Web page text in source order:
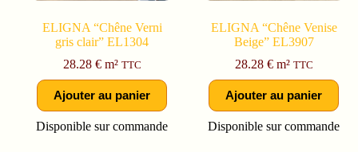
ELIGNA “Chêne Verni
gris clair” EL1304
28.28 €m² TTC
Ajouter au panier
Disponible sur commande
ELIGNA “Chêne Venise
Beige” EL3907
28.28 €m² TTC
Ajouter au panier
Disponible sur commande